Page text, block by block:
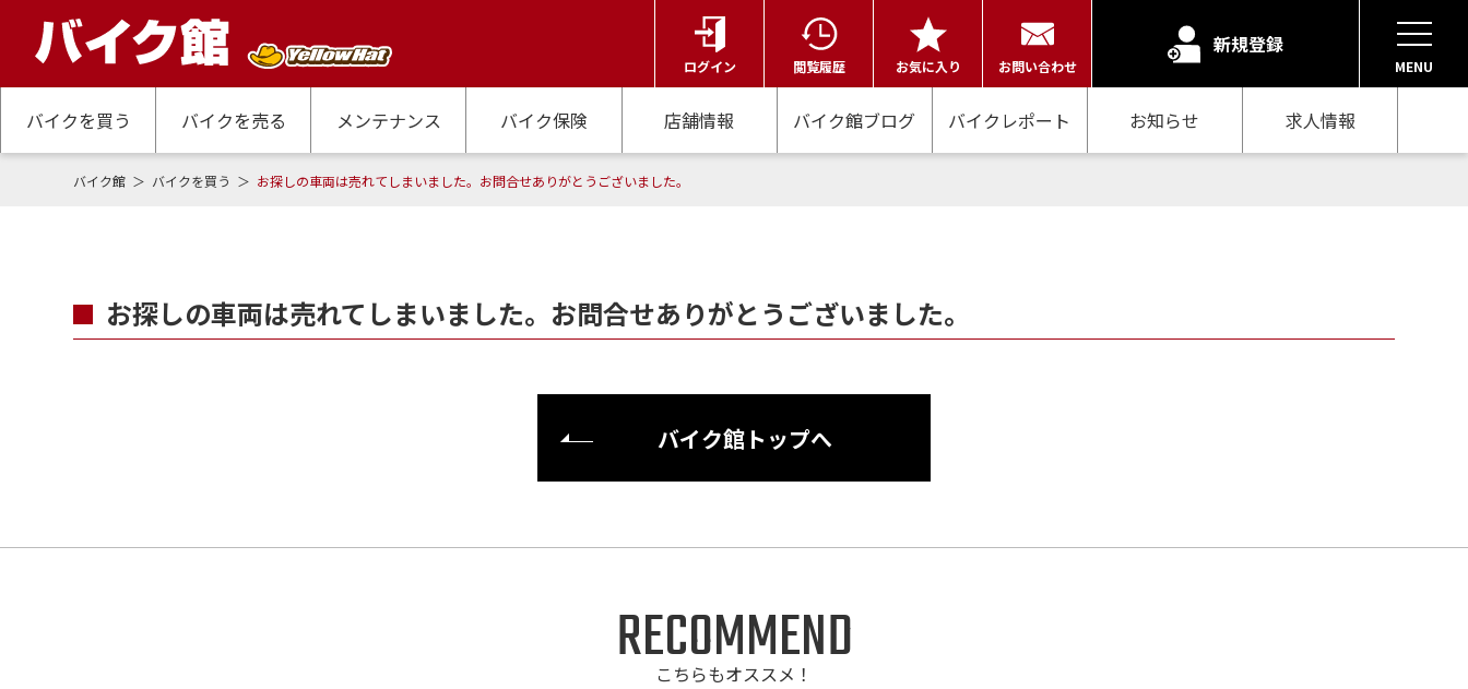
ログイン 閲覧履歴 お気に入り お問い合わせ
新規登録
MENU
バイクを買う バイクを売る メンテナンス バイク保険 店舗情報 バイク館ブログ バイクレポート お知らせ 求人情報
バイク館 バイクを買う お探しの車両は売れてしまいました。お問合せありがとうございました。
お探しの車両は売れてしまいました。お問合せありがとうございました。
バイク館トップへ
RECOMMEND
こちらもオススメ！